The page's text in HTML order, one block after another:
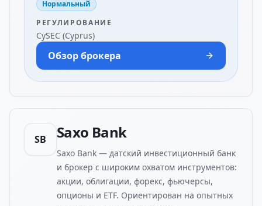
Нормальный
РЕГУЛИРОВАНИЕ
CySEC (Cyprus)
Обзор брокера
SB Saxo Bank
Saxo Bank — датский инвестиционный банк
и брокер с широким охватом инструментов:
акции, облигации, форекс, фьючерсы,
опционы и ETF. Ориентирован на опытных